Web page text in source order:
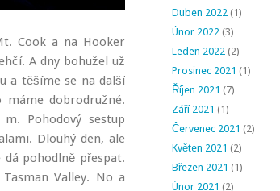
Cook a na Hooker
A dny bohužel už
a těšíme se na další
dobrodružné.
Pohodový sestup
Dlouhý den, ale
pohodlně přespat.
Valley. No a
Duben 2022(1)
Únor 2022(3)
Leden 2022(2)
Prosinec 2021 (1)
Říjen 2021 (7)
Září 2021 (1)
Červenec 2021 (2)
Květen 2021 (2)
Březen 2021 (1)
Únor 2021 (2)